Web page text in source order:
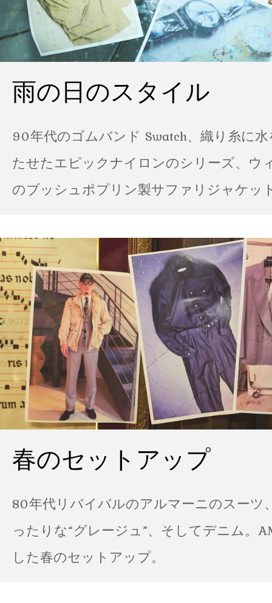
雨の日のスタイル
90年代のゴムバンド Swatch、織り糸に
たせたエピックナイロンのシリーズ、ウ
のブッシュポプリン製サファリジャケッ
春のセットアップ
80年代リバイバルのアルマーニのスーツ
ったりな“グレージュ”、そしてデニム。
した春のセットアップ。